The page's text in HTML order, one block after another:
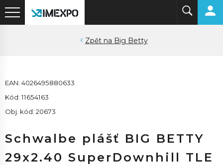
Big Betty
EAN: 4026495880633
Kód: 11654163
Obj. kód: 20673
Schwalbe plášť BIG BETTY
29x2.40 SuperDownhill TLE